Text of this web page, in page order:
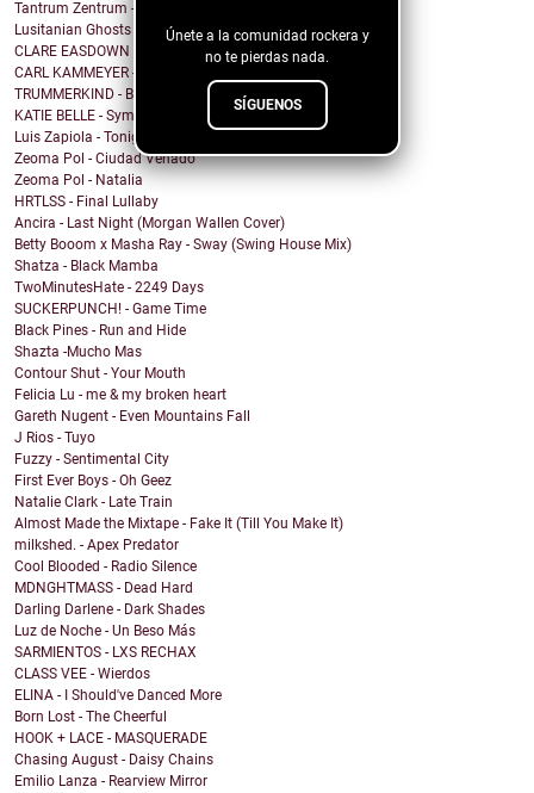
Únete a la comunidad rockera y
no te pierdas nada.
SÍGUENOS
Tantrum Zentrum - Don't Be A Fascist
Lusitanian Ghosts - September
CLARE EASDOWN - I Break
CARL KAMMEYER - One
TRUMMERKIND - Beauty Queen
KATIE BELLE - Symptoms
Luis Zapiola - Tonight
Zeoma Pol - Ciudad Venado
Zeoma Pol - Natalia
HRTLSS - Final Lullaby
Ancira - Last Night (Morgan Wallen Cover)
Betty Booom x Masha Ray - Sway (Swing House Mix)
Shatza - Black Mamba
TwoMinutesHate - 2249 Days
SUCKERPUNCH! - Game Time
Black Pines - Run and Hide
Shazta -Mucho Mas
Contour Shut - Your Mouth
Felicia Lu - me & my broken heart
Gareth Nugent - Even Mountains Fall
J Rios - Tuyo
Fuzzy - Sentimental City
First Ever Boys - Oh Geez
Natalie Clark - Late Train
Almost Made the Mixtape - Fake It (Till You Make It)
milkshed. - Apex Predator
Cool Blooded - Radio Silence
MDNGHTMASS - Dead Hard
Darling Darlene - Dark Shades
Luz de Noche - Un Beso Más
SARMIENTOS - LXS RECHAX
CLASS VEE - Wierdos
ELINA - I Should've Danced More
Born Lost - The Cheerful
HOOK + LACE - MASQUERADE
Chasing August - Daisy Chains
Emilio Lanza - Rearview Mirror